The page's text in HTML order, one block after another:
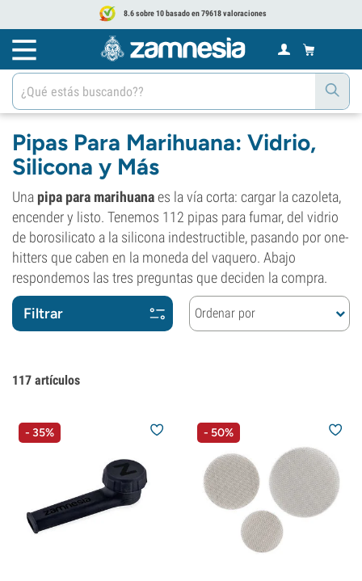
8.6 sobre 10 basado en 79618 valoraciones
Pipas Para Marihuana: Vidrio,
Silicona y Más
Una pipa para marihuanaes la vía corta: cargar la cazoleta,
encender y listo. Tenemos 112 pipas para fumar, del vidrio
de borosilicato a la silicona indestructible, pasando por one-
hitters que caben en la moneda del vaquero. Abajo
respondemos las tres preguntas que deciden la compra.
Filtrar Ordenar por
117 artículos
- 35% - 50%